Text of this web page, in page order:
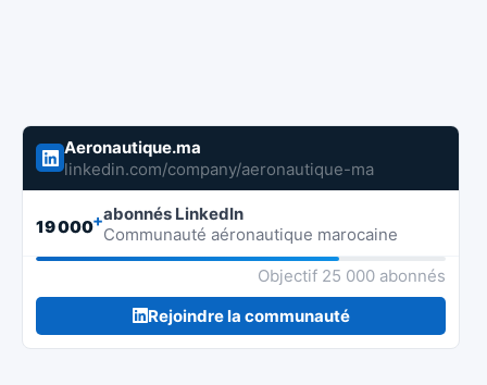
Aeronautique.ma
linkedin.com/company/aeronautique-ma
19 000+abonnés LinkedIn
Communauté aéronautique marocaine
Objectif 25 000 abonnés
Rejoindre la communauté